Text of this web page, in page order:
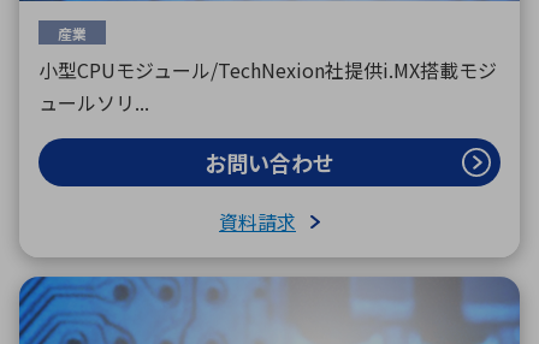
産業
小型CPUモジュール/TechNexion社提供i.MX搭載モジ
ュールソリ...
お問い合わせ
資料請求